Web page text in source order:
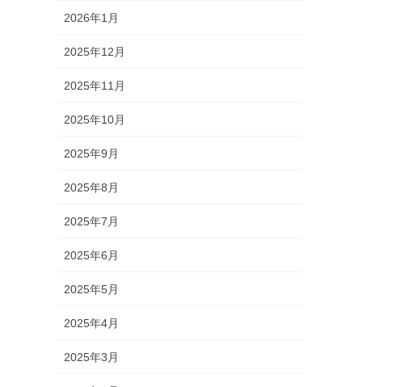
2026年1月
2025年12月
2025年11月
2025年10月
2025年9月
2025年8月
2025年7月
2025年6月
2025年5月
2025年4月
2025年3月